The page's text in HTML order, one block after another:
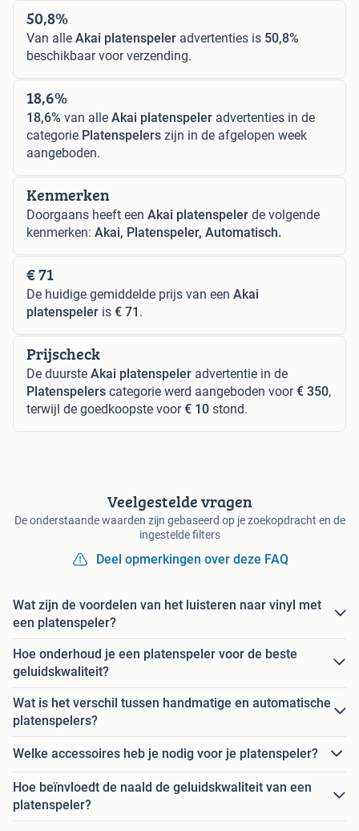
50,8%
Van alle Akai platenspeler advertenties is 50,8%
beschikbaar voor verzending.
18,6%
18,6% van alle Akai platenspeler advertenties in de
categorie Platenspelers zijn in de afgelopen week
aangeboden.
Kenmerken
Doorgaans heeft een Akai platenspeler de volgende
kenmerken: Akai, Platenspeler, Automatisch.
€ 71
De huidige gemiddelde prijs van een Akai
platenspeler is € 71 .
Prijscheck
De duurste Akai platenspeler advertentie in de
Platenspelers categorie werd aangeboden voor€ 350,
terwijl de goedkoopste voor€ 10 stond.
Veelgestelde vragen
De onderstaande waarden zijn gebaseerd op je zoekopdracht en de
ingestelde filters
Deel opmerkingen over deze FAQ
Wat zijn de voordelen van het luisteren naar vinyl met
een platenspeler?
Hoe onderhoud je een platenspeler voor de beste
geluidskwaliteit?
Wat is het verschil tussen handmatige en automatische
platenspelers?
Welke accessoires heb je nodig voor je platenspeler?
Hoe beïnvloedt de naald de geluidskwaliteit van een
platenspeler?